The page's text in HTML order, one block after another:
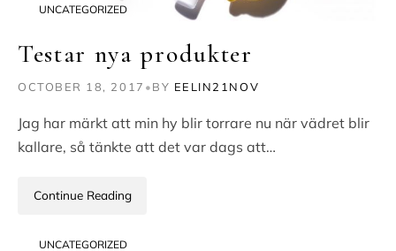
UNCATEGORIZED
Testar nya produkter
OCTOBER 18, 2017 •BY EELIN21NOV
Jag har märkt att min hy blir torrare nu när vädret blir
kallare, så tänkte att det var dags att…
Continue Reading
UNCATEGORIZED